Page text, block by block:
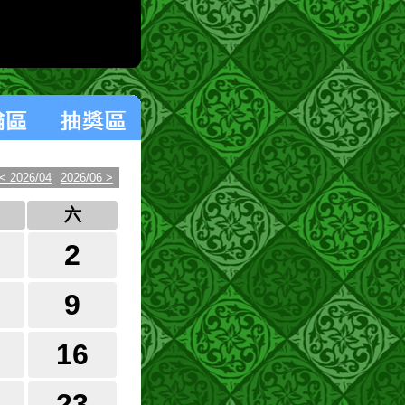
< 2026/04 2026/06 >
六
2
9
16